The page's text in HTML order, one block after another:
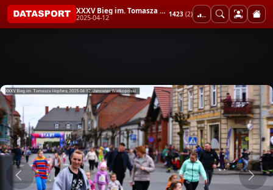
XXXV Bieg im. Tomasza Hopfera
2025-04-12 1423 (2)